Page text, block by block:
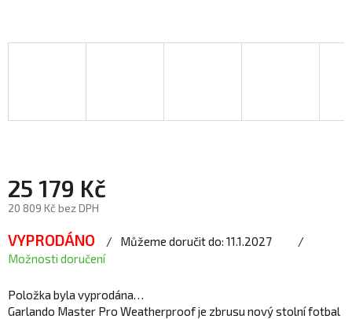
25 179 Kč
20 809 Kč bez DPH
VYPRODÁNO Můžeme doručit do: 11.1.2027
Možnosti doručení
Položka byla vyprodána…
Garlando Master Pro Weatherproof je zbrusu nový stolní fotbal